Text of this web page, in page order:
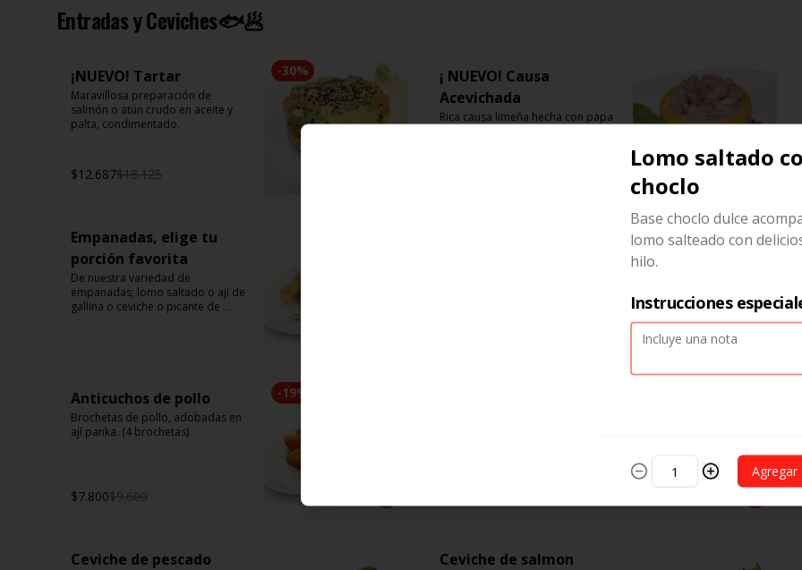
Entradas y Ceviches🐟🥟
-30%
¡NUEVO! Tartar
Maravillosa preparación de
salmón o atún crudo en aceite y
palta, condimentado.
$12.687$18.125
¡ NUEVO! Causa
Acevichada
Rica causa limeña hecha con papa
Empanadas, elige tu
porción favorita
De nuestra variedad de
empanadas; lomo saltado o ají de
gallina o ceviche o picante de
-19%
Anticuchos de pollo
Brochetas de pollo, adobadas en
ají panka. (4 brochetas)
$7.800$9.600
Ceviche de pescado Ceviche de salmon
Lomo saltado
choclo
Base choclo dulce
lomo salteado con
hilo.
Instrucciones
Agregar